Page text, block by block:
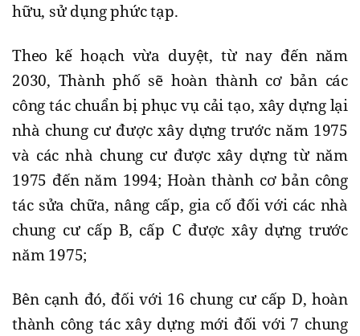
hữu, sử dụng phức tạp.
Theo kế hoạch vừa duyệt, từ nay đến năm
2030, Thành phố sẽ hoàn thành cơ bản các
công tác chuẩn bị phục vụ cải tạo, xây dựng lại
nhà chung cư được xây dựng trước năm 1975
và các nhà chung cư được xây dựng từ năm
1975 đến năm 1994; Hoàn thành cơ bản công
tác sửa chữa, nâng cấp, gia cố đối với các nhà
chung cư cấp B, cấp C được xây dựng trước
năm 1975;
Bên cạnh đó, đối với 16 chung cư cấp D, hoàn
thành công tác xây dựng mới đối với 7 chung